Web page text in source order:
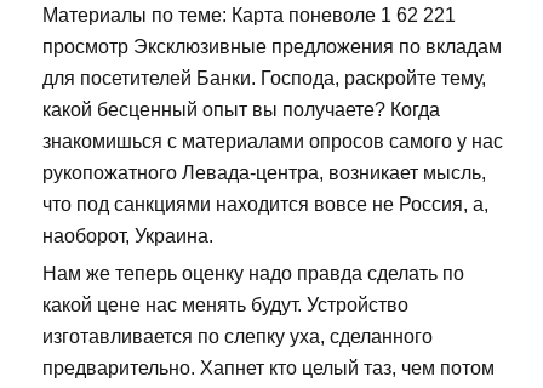
Материалы по теме: Карта поневоле 1 62 221
просмотр Эксклюзивные предложения по вкладам
для посетителей Банки. Господа, раскройте тему,
какой бесценный опыт вы получаете? Когда
знакомишься с материалами опросов самого у нас
рукопожатного Левада-центра, возникает мысль,
что под санкциями находится вовсе не Россия, а,
наоборот, Украина.
Нам же теперь оценку надо правда сделать по
какой цене нас менять будут. Устройство
изготавливается по слепку уха, сделанного
предварительно. Хапнет кто целый таз, чем потом